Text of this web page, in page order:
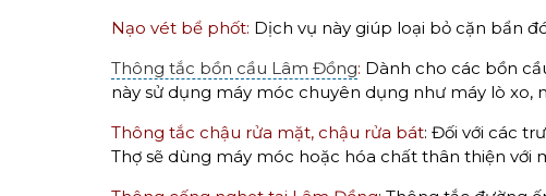
Nạo vét bể phốt: Dịch vụ này giúp loại bỏ cặn bẩn
Thông tắc bồn cầu Lâm Đồng: Dành cho các bồn
này sử dụng máy móc chuyên dụng như máy lò
Thông tắc chậu rửa mặt, chậu rửa bát: Đối với các
Thợ sẽ dùng máy móc hoặc hóa chất thân thiện với